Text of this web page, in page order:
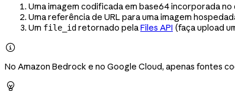
Uma imagem codificada em base64 incorporada
Uma referência de URL para uma imagem
Um file_id retornado pelaFiles API (faça upload

No Amazon Bedrock e no Google Cloud, apenas fontes
